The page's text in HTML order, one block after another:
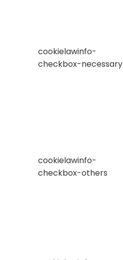
cookielawinfo-
checkbox-necessary
cookielawinfo-
checkbox-others